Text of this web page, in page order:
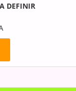
DEFINIR